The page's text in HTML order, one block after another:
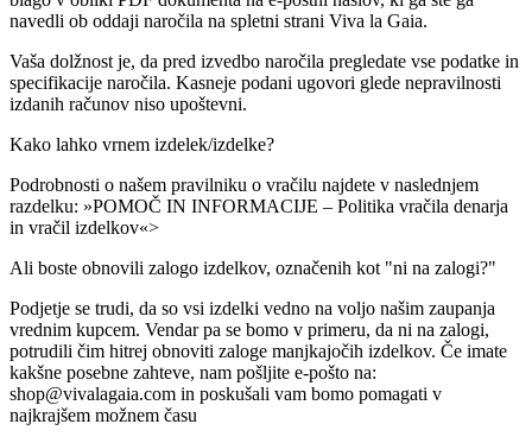
navedli ob oddaji naročila na spletni strani Viva la Gaia.
Vaša dolžnost je, da pred izvedbo naročila pregledate vse podatke in
specifikacije naročila. Kasneje podani ugovori glede nepravilnosti
izdanih računov niso upoštevni.
Kako lahko vrnem izdelek/izdelke?
Podrobnosti o našem pravilniku o vračilu najdete v naslednjem
razdelku: »POMOČ IN INFORMACIJE – Politika vračila denarja
in vračil izdelkov«>
Ali boste obnovili zalogo izdelkov, označenih kot "ni na zalogi?"
Podjetje se trudi, da so vsi izdelki vedno na voljo našim zaupanja
vrednim kupcem. Vendar pa se bomo v primeru, da ni na zalogi,
potrudili čim hitrej obnoviti zaloge manjkajočih izdelkov. Če imate
kakšne posebne zahteve, nam pošljite e-pošto na:
shop@vivalagaia.com in poskušali vam bomo pomagati v
najkrajšem možnem času